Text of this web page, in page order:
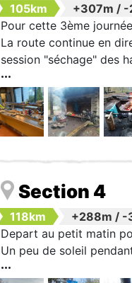
105km +307m / -
Pour cette 3ème
La route continue en
session "séchage" des
Section 4
118km +288m / -
Depart au petit matin
Un peu de soleil